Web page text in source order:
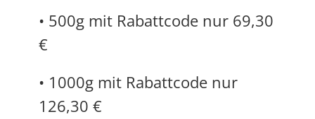
• 500g mit Rabattcode nur 69,30
€
• 1000g mit Rabattcode nur
126,30 €